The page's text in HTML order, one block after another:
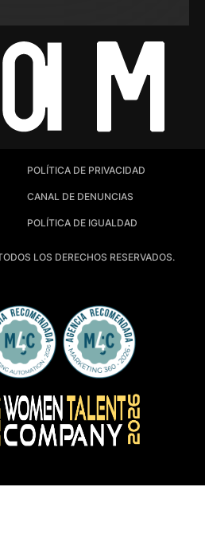
LOS DERECHOS RESERVADOS.
POLÍTICA DE PRIVACIDAD
CANAL DE DENUNCIAS
POLÍTICA DE IGUALDAD